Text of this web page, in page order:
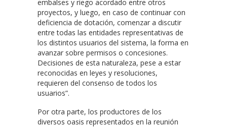
embalses y riego acordado entre otros
proyectos, y luego, en caso de continuar con
deficiencia de dotación, comenzar a discutir
entre todas las entidades representativas de
los distintos usuarios del sistema, la forma en
avanzar sobre permisos o concesiones.
Decisiones de esta naturaleza, pese a estar
reconocidas en leyes y resoluciones,
requieren del consenso de todos los
usuarios”.
Por otra parte, los productores de los
diversos oasis representados en la reunión